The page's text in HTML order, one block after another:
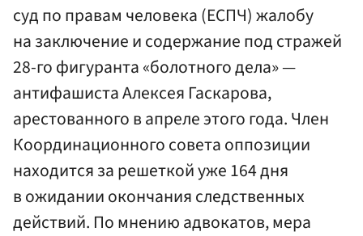
суд по правам человека (ЕСПЧ) жалобу
на заключение и содержание под стражей
28-го фигуранта «болотного дела» —
антифашиста Алексея Гаскарова,
арестованного в апреле этого года. Член
Координационного совета оппозиции
находится за решеткой уже 164 дня
в ожидании окончания следственных
действий. По мнению адвокатов, мера